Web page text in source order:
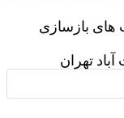
بازسازی